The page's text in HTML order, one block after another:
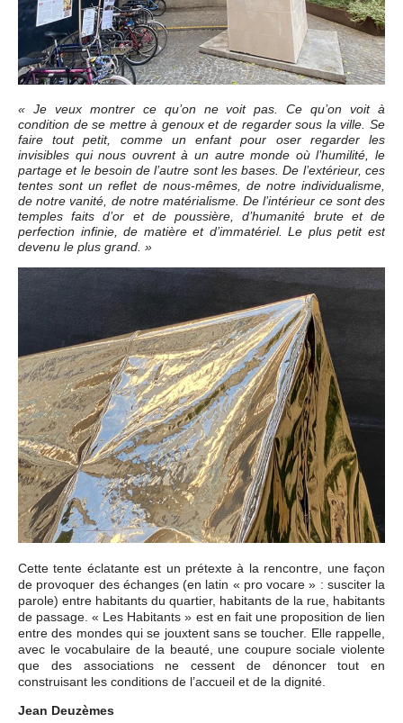
« Je veux montrer ce qu’on ne voit pas. Ce qu’on voit à
condition de se mettre à genoux et de regarder sous la ville. Se
faire tout petit, comme un enfant pour oser regarder les
invisibles qui nous ouvrent à un autre monde où l’humilité, le
partage et le besoin de l’autre sont les bases. De l’extérieur, ces
tentes sont un reflet de nous-mêmes, de notre individualisme,
de notre vanité, de notre matérialisme. De l’intérieur ce sont des
temples faits d’or et de poussière, d’humanité brute et de
perfection infinie, de matière et d’immatériel. Le plus petit est
devenu le plus grand. »
Cette tente éclatante est un prétexte à la rencontre, une façon
de provoquer des échanges (en latin « pro vocare » : susciter la
parole) entre habitants du quartier, habitants de la rue, habitants
de passage. « Les Habitants » est en fait une proposition de lien
entre des mondes qui se jouxtent sans se toucher. Elle rappelle,
avec le vocabulaire de la beauté, une coupure sociale violente
que des associations ne cessent de dénoncer tout en
construisant les conditions de l’accueil et de la dignité.
Jean Deuzèmes